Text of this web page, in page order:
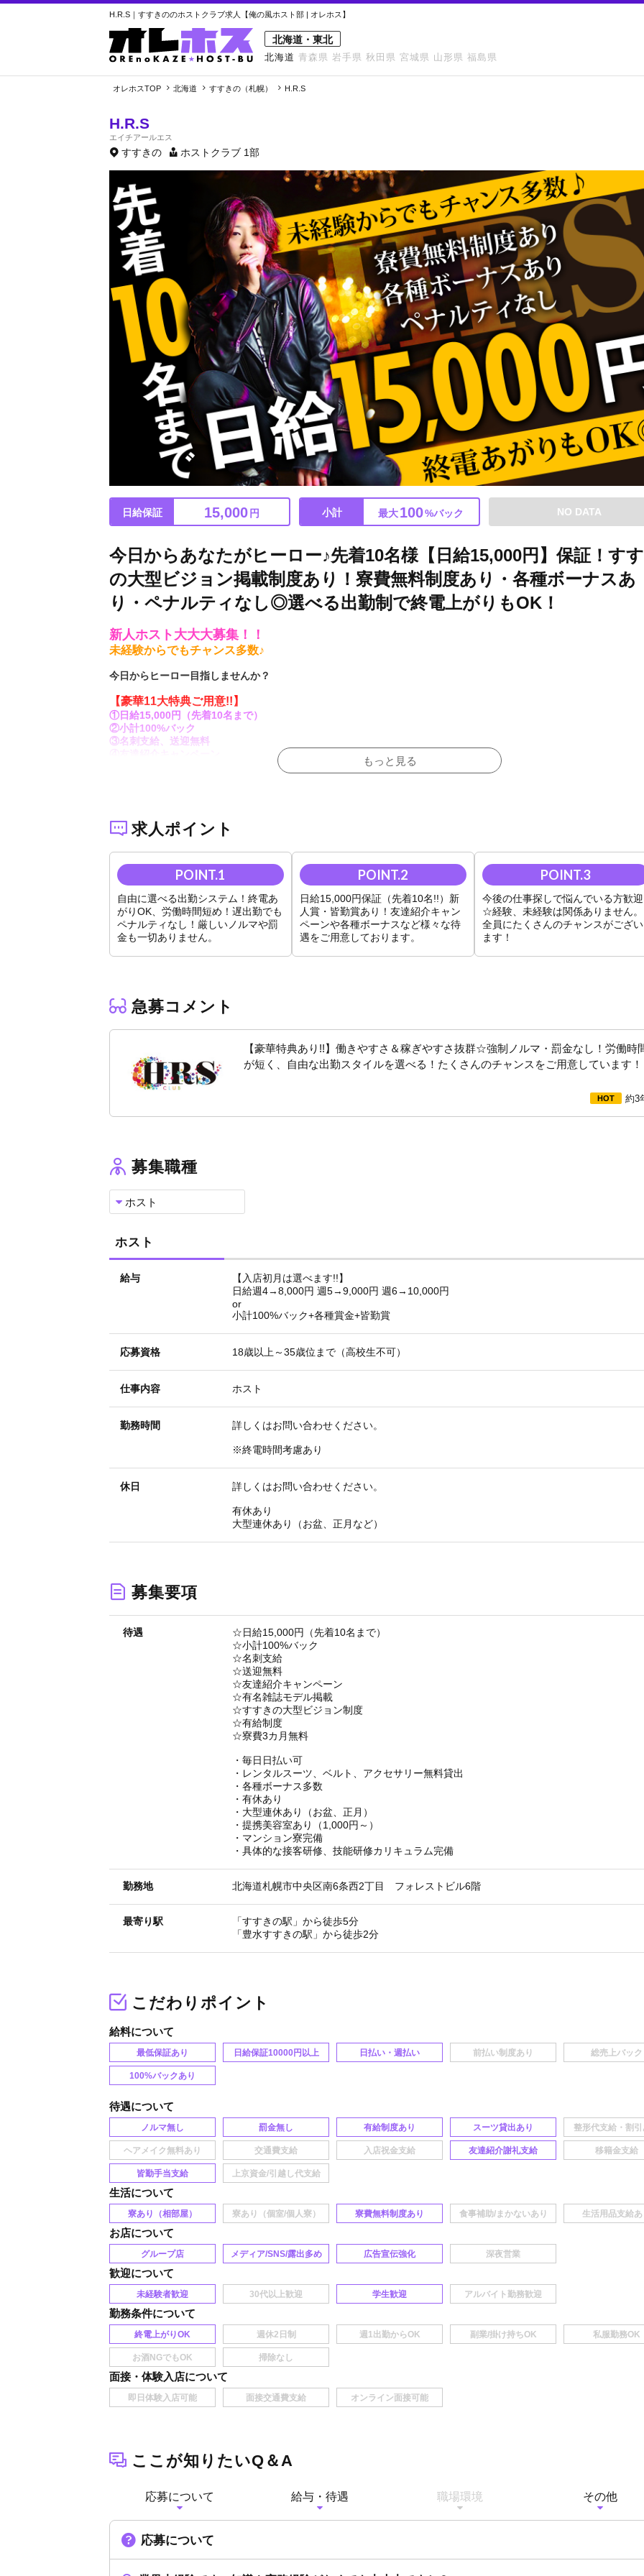
H.R.S｜すすきののホストクラブ求人【俺の風ホスト部 | オレホス】
北海道・東北
北海道 青森県 岩手県 秋田県 宮城県 山形県 福島県
オレホスTOP 北海道 すすきの（札幌） H.R.S
H.R.S
エイチアールエス
すすきの ホストクラブ 1部
日給保証 15,000 円 小計 最大100%バック NO DATA
今日からあなたがヒーロー♪先着10名様【日給15,000円】保証！す
の大型ビジョン掲載制度あり！寮費無料制度あり・各種ボーナスあ
り・ペナルティなし◎選べる出勤制で終電上がりもOK！
新人ホスト大大大募集！！
未経験からでもチャンス多数♪
今日からヒーロー目指しませんか？
【豪華11大特典ご用意!!】
①日給15,000円（先着10名まで）
②小計100%バック
③名刺支給、送迎無料
遅出勤＆労働時間短め◎
終電あがりもOK◎
厳しいノルマや罰金、ペナルティは一切ありません。
全員がしっかり稼げる給料システムをご用意しています！
チャンス多数の環境でやりがいも抜群です☆
＼志望動機はなんでもOK！／
・有名になりたい
・ホストに興味がある
・女の子にモテたい
気になることはお気軽にご質問ください。
いつでもご応募お待ちしております！
もっと見る
求人ポイント
自由に選べる出勤システム！終電あ
がりOK、労働時間短め！遅出勤でも
ペナルティなし！厳しいノルマや罰
金も一切ありません。
日給15,000円保証（先着10名!!）新
人賞・皆勤賞あり！友達紹介キャン
ペーンや各種ボーナスなど様々な待
遇をご用意しております。
今後の仕事探しで悩んでいる方歓迎
☆経験、未経験は関係ありません。
全員にたくさんのチャンスがござい
ます！
急募コメント
【豪華特典あり!!】働きやすさ＆稼ぎやすさ抜群☆強制ノルマ・罰金なし！労働時
が短く、自由な出勤スタイルを選べる！たくさんのチャンスをご用意しています！
約3
募集職種
ホスト
ホスト
給与
【入店初月は選べます!!】
日給週4→8,000円 週5→9,000円 週6→10,000円
or
小計100%バック+各種賞金+皆勤賞
応募資格 18歳以上～35歳位まで（高校生不可）
仕事内容 ホスト
勤務時間 詳しくはお問い合わせください。
※終電時間考慮あり
休日 詳しくはお問い合わせください。
有休あり
大型連休あり（お盆、正月など）
募集要項
待遇
☆日給15,000円（先着10名まで）
☆小計100%バック
☆名刺支給
☆送迎無料
☆友達紹介キャンペーン
☆有名雑誌モデル掲載
☆すすきの大型ビジョン制度
☆有給制度
☆寮費3カ月無料
・毎日日払い可
・レンタルスーツ、ベルト、アクセサリー無料貸出
・各種ボーナス多数
・有休あり
・大型連休あり（お盆、正月）
・提携美容室あり（1,000円～）
・マンション寮完備
・具体的な接客研修、技能研修カリキュラム完備
勤務地 北海道札幌市中央区南6条西2丁目 フォレストビル6階
最寄り駅
「すすきの駅」から徒歩5分
「豊水すすきの駅」から徒歩2分
こだわりポイント
給料
最低保証あり 日給保証10000円以上 日払い・週払い
100%バックあり
待遇
ノルマ無し 罰金無し 有給制度あり スーツ貸出あり
友達紹介謝礼支給
皆勤手当支給
生活
寮あり（相部屋） 寮費無料制度あり
お店
グループ店 メディア/SNS/露出多め 広告宣伝強化
歓迎
未経験者歓迎 学生歓迎
勤務条件
終電上がりOK
面接・体験入店
ここが知りたいQ＆A
応募について 給与・待遇 職場環境 その他
応募について